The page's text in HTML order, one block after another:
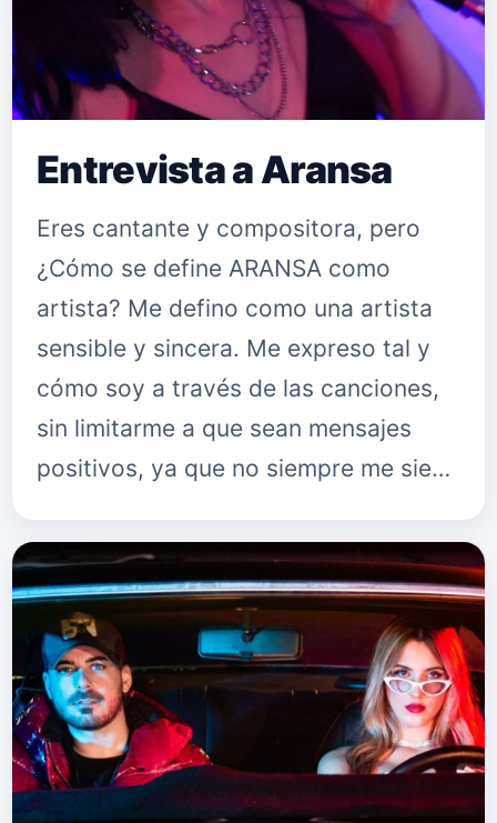
Entrevista a Aransa
Eres cantante y compositora, pero
¿Cómo se define ARANSA como
artista? Me defino como una artista
sensible y sincera. Me expreso tal y
cómo soy a través de las canciones,
sin limitarme a que sean mensajes
positivos, ya que no siempre me sie…